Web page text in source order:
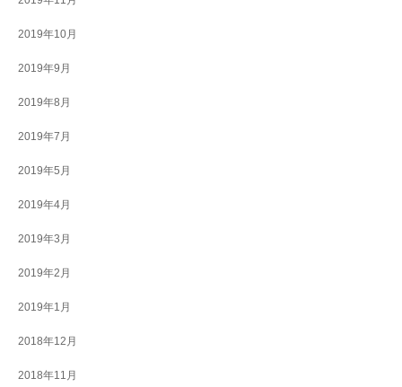
2019年10月
2019年9月
2019年8月
2019年7月
2019年5月
2019年4月
2019年3月
2019年2月
2019年1月
2018年12月
2018年11月